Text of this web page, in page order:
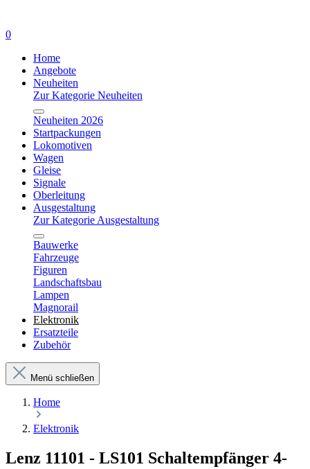
0
Home
Angebote
Neuheiten
Zur Kategorie Neuheiten
Neuheiten 2026
Startpackungen
Lokomotiven
Wagen
Gleise
Signale
Oberleitung
Ausgestaltung
Zur Kategorie Ausgestaltung
Bauwerke
Fahrzeuge
Figuren
Landschaftsbau
Lampen
Magnorail
Elektronik
Ersatzteile
Zubehör
Menü schließen
Home
Elektronik
Lenz 11101 - LS101 Schaltempfänger 4-